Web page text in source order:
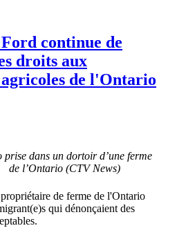
continue de
droits aux
de l'Ontario
prise dans un dortoir d’une ferme
de l’Ontario (CTV News)
de ferme de l'Ontario
qui dénonçaient des